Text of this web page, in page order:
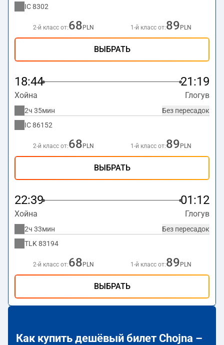
IC8302
2-й класс от:68 PLN 1-й класс от:89 PLN
ВЫБРАТЬ
18:44 21:19
Хойна Глогув
Без пересадок
2ч 35мин
IC86152
2-й класс от:68 PLN 1-й класс от:89 PLN
ВЫБРАТЬ
22:39 01:12
Хойна Глогув
Без пересадок
2ч 33мин
TLK 83194
2-й класс от:68 PLN 1-й класс от:89 PLN
ВЫБРАТЬ
Как купить дешёвый билет Chojna –